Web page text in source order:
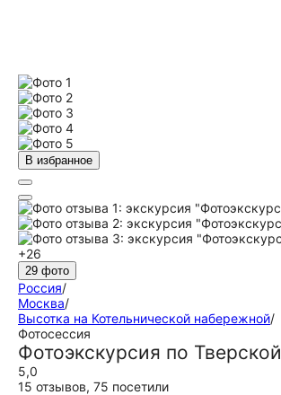
В избранное
+26
29 фото
Россия/
Москва/
Высотка на Котельнической набережной/
Фотосессия
Фотоэкскурсия по Тверской
5,0
15 отзывов, 75 посетили